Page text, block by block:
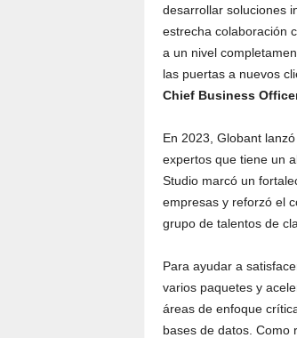
desarrollar soluciones
estrecha colaboración
a un nivel
las puertas a nuevos
Chief Business
En 2023, Globant
expertos que tiene un
Studio marcó un
empresas y reforzó el
grupo de talentos de
Para ayudar a
varios paquetes y
áreas de enfoque
bases de datos. Como